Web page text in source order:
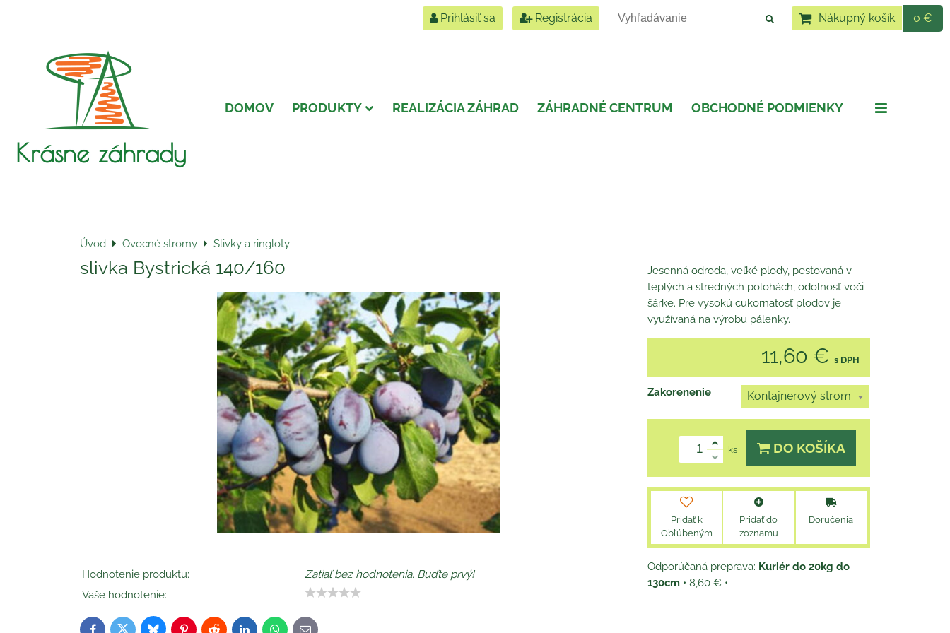
Prihlásiť sa Registrácia Nákupný košík 0 €
Krásne záhrady
DOMOV PRODUKTY REALIZÁCIA ZÁHRAD ZÁHRADNÉ CENTRUM OBCHODNÉ PODMIENKY
Úvod Ovocné stromy Slivky a ringloty
slivka Bystrická 140/160
Hodnotenie produktu:
Zatiaľ bez hodnotenia. Buďte prvý!
Vaše hodnotenie:
Jesenná odroda, veľké plody, pestovaná v
teplých a stredných polohách, odolnosť voči
šárke. Pre vysokú cukornatosť plodov je
využívaná na výrobu pálenky.
11,60 € s DPH
Zakorenenie Kontajnerový strom
ks DO KOŠÍKA
Pridať k
Obľúbeným
Pridať do
zoznamu
Doručenia
Kuriér do 20kg do
130cm • 8,60 € •